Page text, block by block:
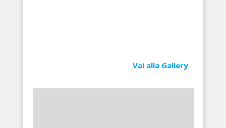
Vai alla Gallery